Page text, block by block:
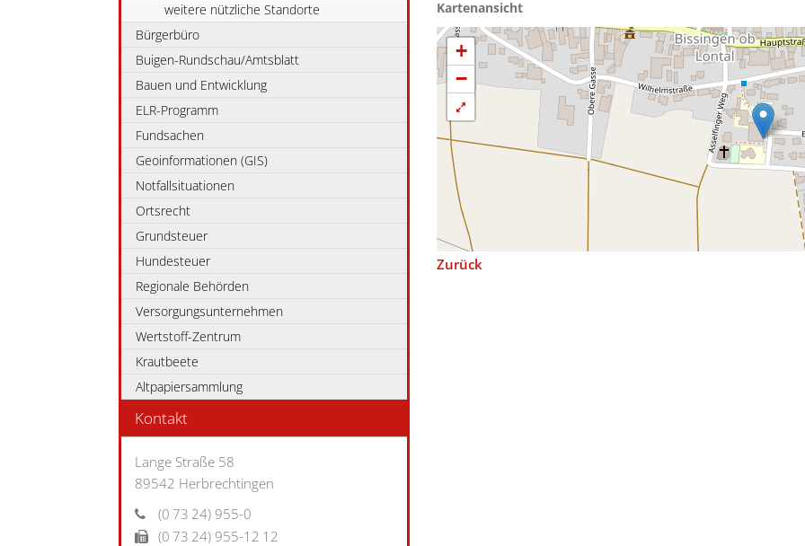
weitere nützliche Standorte
Bürgerbüro
Buigen-Rundschau/Amtsblatt
Bauen und Entwicklung
ELR-Programm
Fundsachen
Geoinformationen (GIS)
Notfallsituationen
Ortsrecht
Grundsteuer
Hundesteuer
Regionale Behörden
Versorgungsunternehmen
Wertstoff-Zentrum
Krautbeete
Altpapiersammlung
Kontakt
Lange Straße 58
89542 Herbrechtingen
(0 73 24) 955-0
(0 73 24) 955-12 12
+
−
Zurück